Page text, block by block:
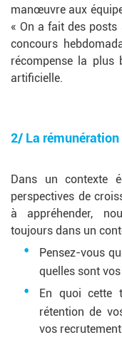
manœuvre aux
« On a fait des posts
concours
récompense la plus
artificielle.
2/ La rémunération
Dans un contexte
perspectives de
à appréhender,
toujours dans un
Pensez-vous
quelles sont
En quoi cette
rétention de
vos